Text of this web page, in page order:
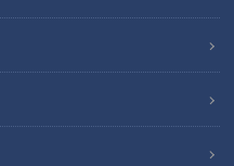
ん、芸妓の亜佐子さん」提供：